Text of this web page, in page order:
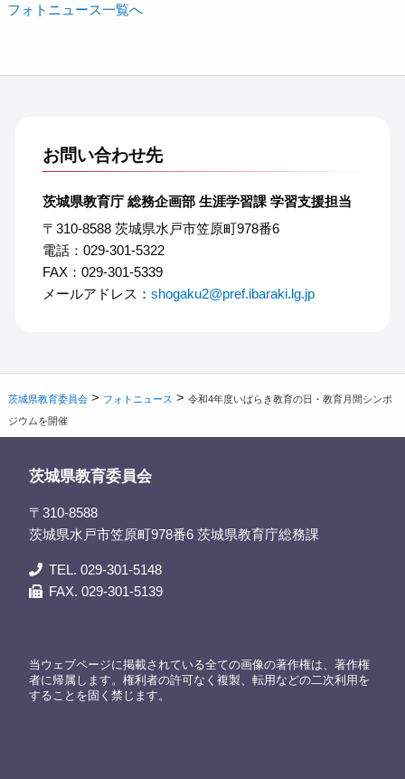
フォトニュース一覧へ
お問い合わせ先
茨城県教育庁 総務企画部 生涯学習課 学習支援担当
〒310-8588 茨城県水戸市笠原町978番6
電話：029-301-5322
FAX：029-301-5339
メールアドレス： shogaku2@pref.ibaraki.lg.jp
茨城県教育委員会 > フォトニュース >令和4年度いばらき教育の日・教育月間シンポ
ジウムを開催
茨城県教育委員会
〒310-8588
茨城県水戸市笠原町978番6 茨城県教育庁総務課
TEL. 029-301-5148
FAX. 029-301-5139
当ウェブページに掲載されている全ての画像の著作権は、著作権
者に帰属します。権利者の許可なく複製、転用などの二次利用を
することを固く禁じます。